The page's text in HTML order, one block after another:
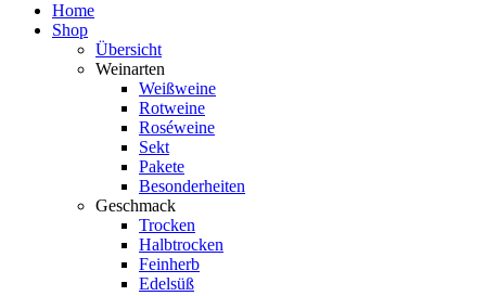
Home
Shop
Übersicht
Weinarten
Weißweine
Rotweine
Roséweine
Sekt
Pakete
Besonderheiten
Geschmack
Trocken
Halbtrocken
Feinherb
Edelsüß